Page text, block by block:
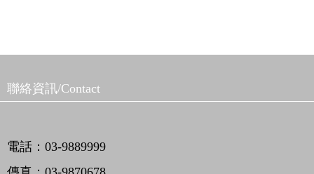
聯絡資訊/Contact
電話：03-9889999